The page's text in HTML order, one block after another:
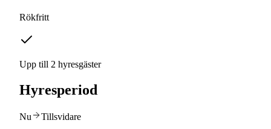
Rökfritt
Upp till 2 hyresgäster
Hyresperiod
Nu Tillsvidare